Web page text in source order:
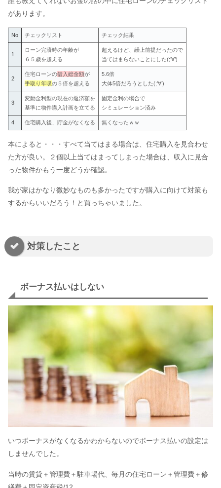
があります。
No チェックリスト チェック結果
1
ローン完済時の年齢が
６５歳を超える
超えるけど、繰上前提だったので
当てはまらないことにした(;’∀’)
2
住宅ローンの借入総金額が
手取り年収の５倍を超える
5.6倍
大体5倍だろうとした(;’∀’)
3
変動金利型の現在の返済額を
基準に物件購入計画を立てる
固定金利の場合で
シミュレーション済み
4 住宅購入後、貯金がなくなる 無くなったｗｗ
本によると・・・すべて当てはまる場合は、住宅購入を見合わせ
た方が良い。２個以上当てはまってしまった場合は、収入に見合
った物件かもう一度どうか確認。
我が家はかなり微妙なものも多かったですが購入に向けて対策も
するからいいだろう！と買っちゃいました。
対策したこと
ボーナス払いはしない
いつボーナスがなくなるかわからないのでボーナス払いの設定は
しませんでした。
当時の賃貸＋管理費＋駐車場代、毎月の住宅ローン＋管理費＋修